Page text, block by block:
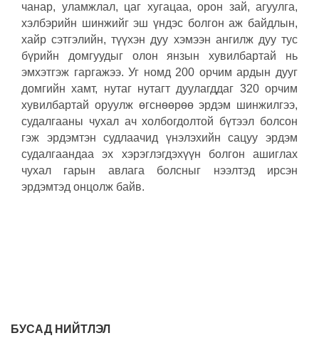
чанар, уламжлал, цаг хугацаа, орон зай, агуулга,
хэлбэрийн шинжийг эш үндэс болгон аж байдлын,
хайр сэтгэлийн, түүхэн дуу хэмээн ангилж дуу тус
бүрийн домгуудыг олон янзын хувилбартай нь
эмхэтгэж гаргажээ. Уг номд 200 орчим ардын дууг
домгийн хамт, нутаг нутагт дуулагддаг 320 орчим
хувилбартай оруулж өгснөөрөө эрдэм шинжилгээ,
судалгааны чухал ач холбогдолтой бүтээл болсон
гэж эрдэмтэн судлаачид үнэлэхийн сацуу эрдэм
судалгаандаа эх хэрэглэгдэхүүн болгон ашиглах
чухал гарын авлага болсныг нээлтэд ирсэн
эрдэмтэд онцолж байв.
БУСАД НИЙТЛЭЛ